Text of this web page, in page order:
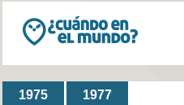
1975 1977